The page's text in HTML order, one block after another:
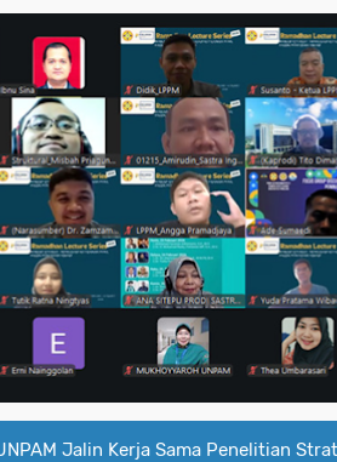
Jalin Kerja Sama Penelitian